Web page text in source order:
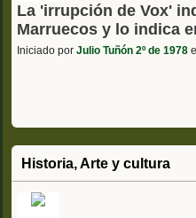
La 'irrupción de Vox'
Marruecos y lo indica
Iniciado por Julio Tuñón 2º de 1978
Historia, Arte y cultura